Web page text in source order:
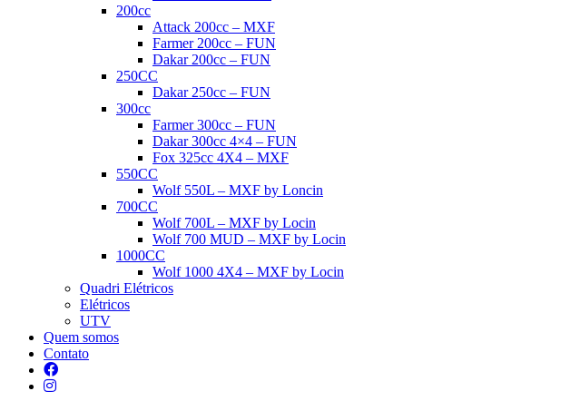
200cc
Attack 200cc – MXF
Farmer 200cc – FUN
Dakar 200cc – FUN
250CC
Dakar 250cc – FUN
300cc
Farmer 300cc – FUN
Dakar 300cc 4×4 – FUN
Fox 325cc 4X4 – MXF
550CC
Wolf 550L – MXF by Loncin
700CC
Wolf 700L – MXF by Locin
Wolf 700 MUD – MXF by Locin
1000CC
Wolf 1000 4X4 – MXF by Locin
Quadri Elétricos
Elétricos
UTV
Quem somos
Contato